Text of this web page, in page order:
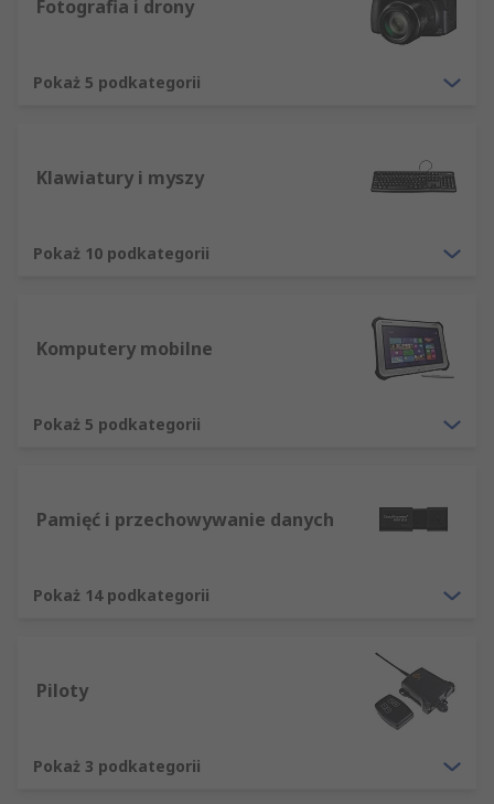
produkty mogą Państwo zamówić przez internet,
a także przez telefon i za pośrednictwem faksu.
Fotografia i drony
Pokaż 5 podkategorii
Klawiatury i myszy
Pokaż 10 podkategorii
Komputery mobilne
Pokaż 5 podkategorii
Pamięć i przechowywanie danych
Pokaż 14 podkategorii
Piloty
Pokaż 3 podkategorii